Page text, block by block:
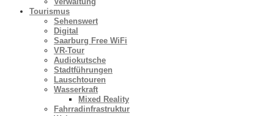
Tourismus
Sehenswert
Digital
Saarburg Free WiFi
VR-Tour
Audiokutsche
Stadtführungen
Lauschtouren
Wasserkraft
Mixed Reality
Fahrradinfrastruktur